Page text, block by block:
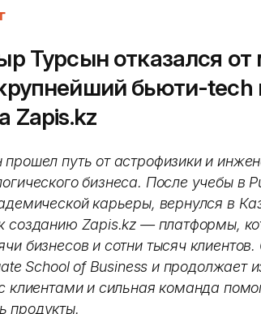
Турсын отказался
бьюти-tech
Zapis.kz
путь от астрофизики и
бизнеса. После учебы в
карьеры, вернулся в
созданию Zapis.kz — платформы,
бизнесов и сотни тысяч
School of Business и продолжает
клиентами и сильная команда
продукты.